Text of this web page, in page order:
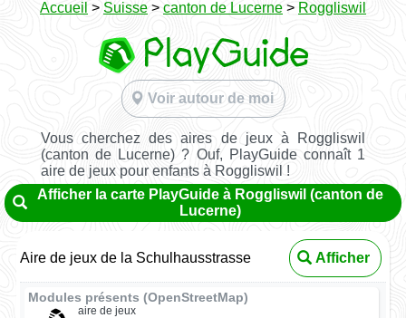
Accueil > Suisse > canton de Lucerne > Roggliswil
Voir autour de moi
Vous cherchez des aires de jeux à Roggliswil
(canton de Lucerne) ? Ouf, PlayGuide connaît 1
aire de jeux pour enfants à Roggliswil !
Afficher la carte PlayGuide à Roggliswil (canton de
Lucerne)
Aire de jeux de la Schulhausstrasse Afficher
Modules présents (OpenStreetMap)
aire de jeux